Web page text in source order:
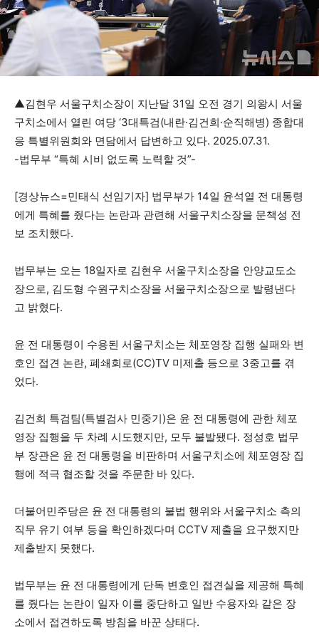
▲김현우 서울구치소장이 지난달 31일 오전 경기 의왕시 서울
구치소에서 열린 여당 ‘3대특검(내란·김건희·순직해병) 종합대
응 특별위원회와 면담에서 답변하고 있다. 2025.07.31.
-법무부 “특혜 시비 없도록 노력할 것”-
[경상뉴스=민태식 선임기자] 법무부가 14일 윤석열 전 대통령
에게 특혜를 줬다는 논란과 관련해 서울구치소장을 문책성 전
보 조치했다.
법무부는 오는 18일자로 김현우 서울구치소장을 안양교도소
장으로, 김도형 수원구치소장을 서울구치소장으로 발령낸다
고 밝혔다.
윤 전 대통령이 수용된 서울구치소는 체포영장 집행 실패와 변
호인 접견 논란, 폐쇄회로(CC)TV 미제출 등으로 3중고를 겪
었다.
김건희 특검팀(특별검사 민중기)은 윤 전 대통령에 관한 체포
영장 집행을 두 차례 시도했지만, 모두 불발됐다. 정성호 법무
부 장관은 윤 전 대통령을 비판하며 서울구치소에 체포영장 집
행에 적극 협조할 것을 주문한 바 있다.
더불어민주당은 윤 전 대통령의 불법 행위와 서울구치소 측의
직무 유기 여부 등을 확인하겠다며 CCTV 제출을 요구했지만
제출받지 못했다.
법무부는 윤 전 대통령에게 단독 변호인 접견실을 제공해 특혜
를 줬다는 논란이 일자 이를 중단하고 일반 수용자와 같은 장
소에서 접견하도록 방침을 바꾼 상태다.